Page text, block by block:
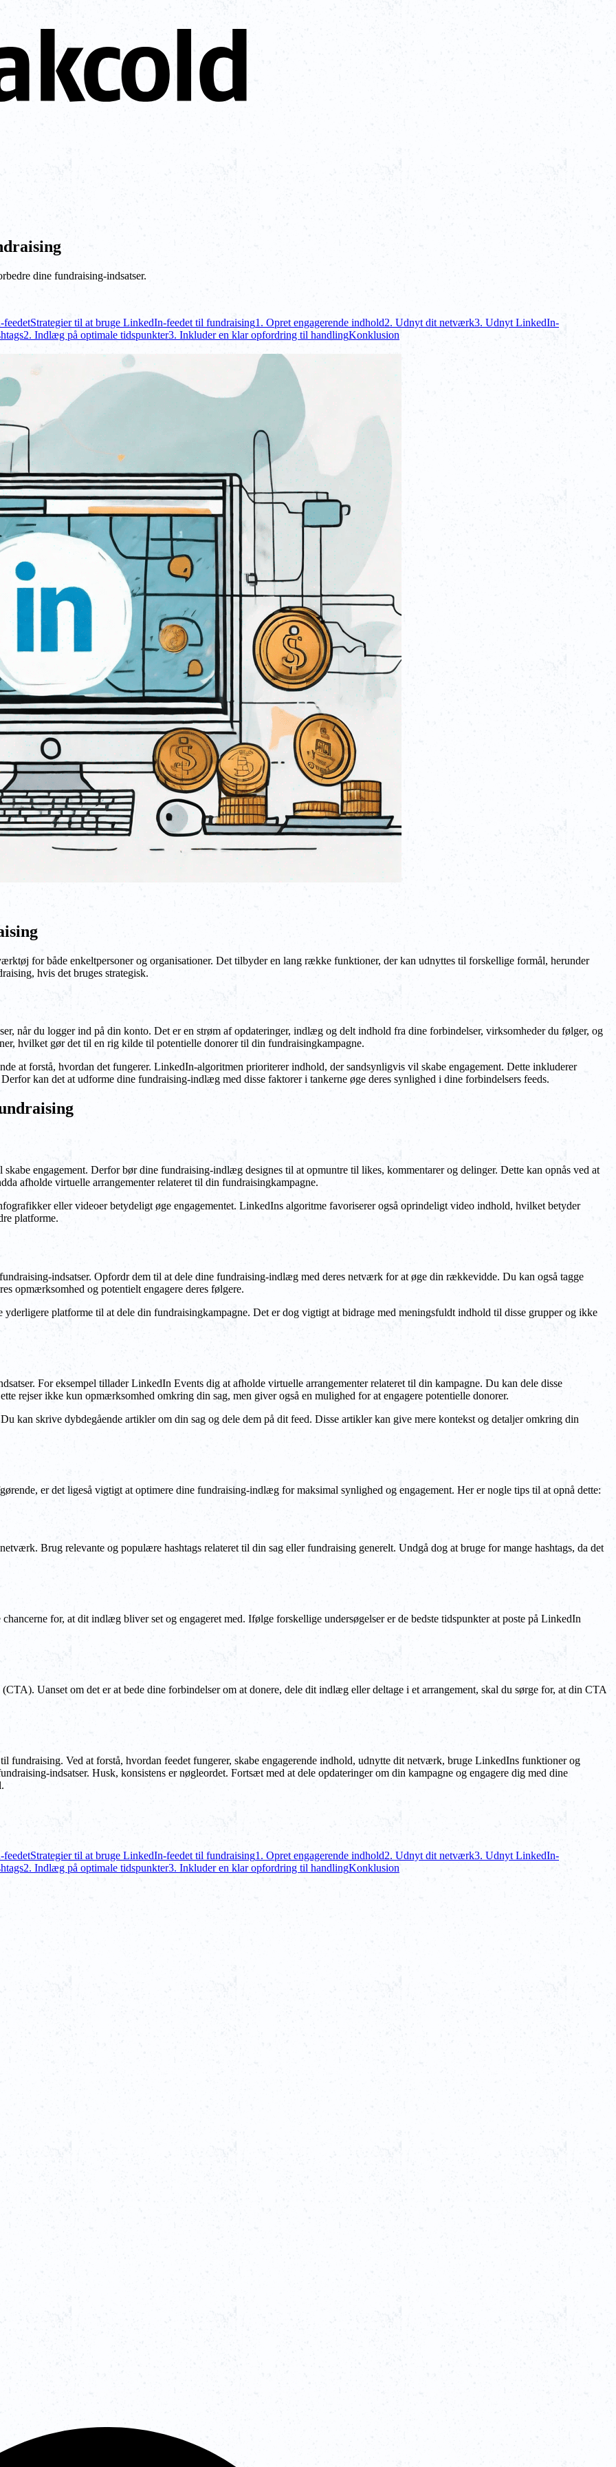
dine fundraising-indsatser.
feedetStrategier til at bruge LinkedIn-feedet til fundraising1. Opret engagerende indhold2. Udnyt dit netværk3. Udnyt LinkedIn-
2. Indlæg på optimale tidspunkter3. Inkluder en klar opfordring til handlingKonklusion
for både enkeltpersoner og organisationer. Det tilbyder en lang række funktioner, der kan udnyttes til forskellige formål, herunder
hvis det bruges strategisk.
når du logger ind på din konto. Det er en strøm af opdateringer, indlæg og delt indhold fra dine forbindelser, virksomheder du følger, og
hvilket gør det til en rig kilde til potentielle donorer til din fundraisingkampagne.
at forstå, hvordan det fungerer. LinkedIn-algoritmen prioriterer indhold, der sandsynligvis vil skabe engagement. Dette inkluderer
kan det at udforme dine fundraising-indlæg med disse faktorer i tankerne øge deres synlighed i dine forbindelsers feeds.
engagement. Derfor bør dine fundraising-indlæg designes til at opmuntre til likes, kommentarer og delinger. Dette kan opnås ved at
afholde virtuelle arrangementer relateret til din fundraisingkampagne.
eller videoer betydeligt øge engagementet. LinkedIns algoritme favoriserer også oprindeligt video indhold, hvilket betyder
platforme.
indsatser. Opfordr dem til at dele dine fundraising-indlæg med deres netværk for at øge din rækkevidde. Du kan også tagge
opmærksomhed og potentielt engagere deres følgere.
platforme til at dele din fundraisingkampagne. Det er dog vigtigt at bidrage med meningsfuldt indhold til disse grupper og ikke
For eksempel tillader LinkedIn Events dig at afholde virtuelle arrangementer relateret til din kampagne. Du kan dele disse
rejser ikke kun opmærksomhed omkring din sag, men giver også en mulighed for at engagere potentielle donorer.
kan skrive dybdegående artikler om din sag og dele dem på dit feed. Disse artikler kan give mere kontekst og detaljer omkring din
er det ligeså vigtigt at optimere dine fundraising-indlæg for maksimal synlighed og engagement. Her er nogle tips til at opnå dette:
Brug relevante og populære hashtags relateret til din sag eller fundraising generelt. Undgå dog at bruge for mange hashtags, da det
for, at dit indlæg bliver set og engageret med. Ifølge forskellige undersøgelser er de bedste tidspunkter at poste på LinkedIn
Uanset om det er at bede dine forbindelser om at donere, dele dit indlæg eller deltage i et arrangement, skal du sørge for, at din CTA
Ved at forstå, hvordan feedet fungerer, skabe engagerende indhold, udnytte dit netværk, bruge LinkedIns funktioner og
indsatser. Husk, konsistens er nøgleordet. Fortsæt med at dele opdateringer om din kampagne og engagere dig med dine
feedetStrategier til at bruge LinkedIn-feedet til fundraising1. Opret engagerende indhold2. Udnyt dit netværk3. Udnyt LinkedIn-
2. Indlæg på optimale tidspunkter3. Inkluder en klar opfordring til handlingKonklusion